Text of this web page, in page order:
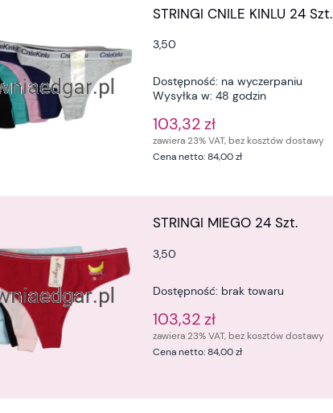
STRINGI CNILE KINLU 24 Szt.
3,50
Dostępność: na wyczerpaniu
Wysyłka w: 48 godzin
103,32 zł
zawiera 23% VAT, bez kosztów dostawy
Cena netto:84,00 zł
STRINGI MIEGO 24 Szt.
3,50
Dostępność: brak towaru
103,32 zł
zawiera 23% VAT, bez kosztów dostawy
Cena netto:84,00 zł